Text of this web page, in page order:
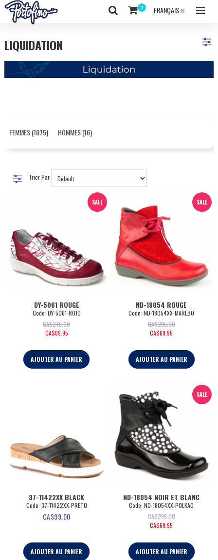
FRANÇAIS
LIQUIDATION
FEMMES (1075) HOMMES (16)
Trier Par
SALE
DY-5061 ROUGE
Code: DY-5061-ROJO
CA$275.00
CA$69.95
AJOUTER AU PANIER
SALE
ND-18054 ROUGE
Code: ND-18054XX-MARLBO
CA$295.00
CA$69.95
AJOUTER AU PANIER
37-11422XX BLACK
Code: 37-11422XX-PRETO
CA$99.00
AJOUTER AU PANIER
SALE
ND-18054 NOIR ET BLANC
Code: ND-18054XX-POLKA0
CA$295.00
CA$69.95
AJOUTER AU PANIER